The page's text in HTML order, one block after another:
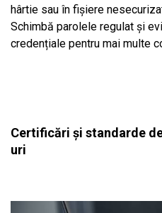
hârtie sau în fișiere
Schimbă parolele regulat și
credențiale pentru mai multe
Certificări și standarde
uri